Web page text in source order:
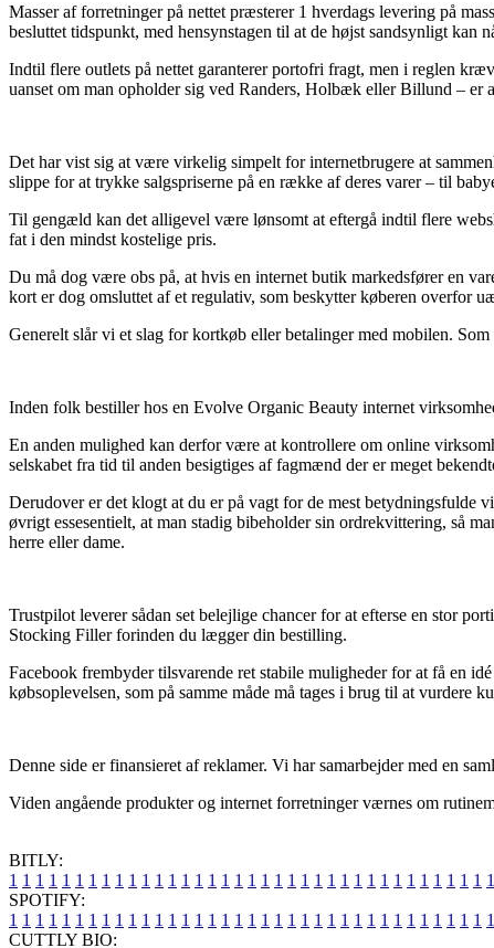
Masser af forretninger på nettet præsterer 1 hverdags levering på
besluttet tidspunkt, med hensynstagen til at de højst sandsynligt kan
Indtil flere outlets på nettet garanterer portofri fragt, men i reglen
uanset om man opholder sig ved Randers, Holbæk eller Billund – er
Det har vist sig at være virkelig simpelt for internetbrugere at
slippe for at trykke salgspriserne på en række af deres varer – til
Til gengæld kan det alligevel være lønsomt at eftergå indtil flere
fat i den mindst kostelige pris.
Du må dog være obs på, at hvis en internet butik markedsfører en
kort er dog omsluttet af et regulativ, som beskytter køberen overfor
Generelt slår vi et slag for kortkøb eller betalinger med mobilen.
Inden folk bestiller hos en Evolve Organic Beauty internet
En anden mulighed kan derfor være at kontrollere om online
selskabet fra tid til anden besigtiges af fagmænd der er meget
Derudover er det klogt at du er på vagt for de mest betydningsfulde
øvrigt essesentielt, at man stadig bibeholder sin ordrekvittering, så
herre eller dame.
Trustpilot leverer sådan set belejlige chancer for at efterse en stor
Stocking Filler forinden du lægger din bestilling.
Facebook frembyder tilsvarende ret stabile muligheder for at få en
købsoplevelsen, som på samme måde må tages i brug til at vurdere
Denne side er finansieret af reklamer. Vi har samarbejder med en
Viden angående produkter og internet forretninger værnes om
BITLY:
1 1 1 1 1 1 1 1 1 1 1 1 1 1 1 1 1 1 1 1 1 1 1 1 1 1 1 1 1 1 1 1 1 1 1 1 1
SPOTIFY:
1 1 1 1 1 1 1 1 1 1 1 1 1 1 1 1 1 1 1 1 1 1 1 1 1 1 1 1 1 1 1 1 1 1 1 1 1
CUTTLY BIO: